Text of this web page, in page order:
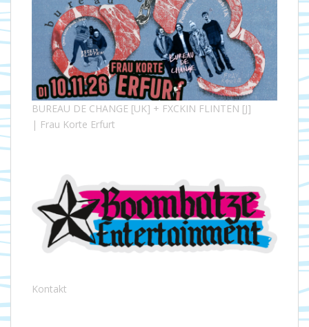
BUREAU DE CHANGE [UK] + FXCKIN FLINTEN [J]
| Frau Korte Erfurt
Kontakt